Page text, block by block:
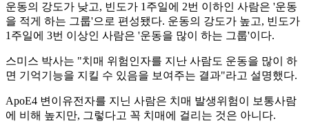
운동의 강도가 낮고, 빈도가 1주일에 2번 이하인 사람은 '운동
을 적게 하는 그룹'으로 편성됐다. 운동의 강도가 높고, 빈도가
1주일에 3번 이상인 사람은 '운동을 많이 하는 그룹'이다.
스미스 박사는 "치매 위험인자를 지난 사람도 운동을 많이 하
면 기억기능을 지킬 수 있음을 보여주는 결과"라고 설명했다.
ApoE4 변이유전자를 지닌 사람은 치매 발생위험이 보통사람
에 비해 높지만, 그렇다고 꼭 치매에 걸리는 것은 아니다.